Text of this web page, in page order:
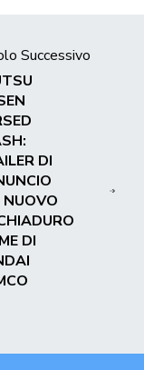
Successivo
DI
NUOVO
DI